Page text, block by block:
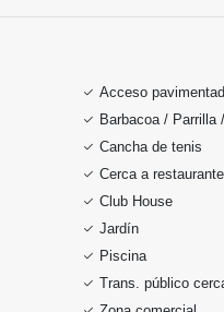
Acceso
Barbacoa / Parrilla
Cancha de tenis
Cerca a
Club House
Jardín
Piscina
Trans. público